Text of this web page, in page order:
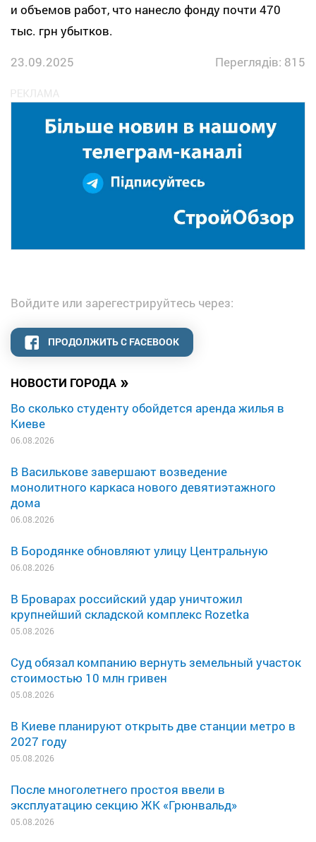
НОВОСТИ ГОРОДА »
Во сколько студенту обойдется аренда жилья в
Киеве
06.08.2026
В Василькове завершают возведение
монолитного каркаса нового девятиэтажного
дома
06.08.2026
В Бородянке обновляют улицу Центральную
06.08.2026
В Броварах российский удар уничтожил
крупнейший складской комплекс Rozetka
05.08.2026
Суд обязал компанию вернуть земельный участок
стоимостью 10 млн гривен
05.08.2026
В Киеве планируют открыть две станции метро в
2027 году
05.08.2026
После многолетнего простоя ввели в
эксплуатацию секцию ЖК «Грюнвальд»
05.08.2026
и объемов работ, что нанесло фонду почти 470
тыс. грн убытков.
23.09.2025
Переглядів: 815
Войдите или зарегестрируйтесь через:
ПРОДОЛЖИТЬ С FACEBOOK